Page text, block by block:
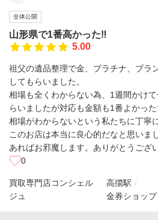
全体公開
山形県で1番高かった‼️
5.00
祖父の遺品整理で金、プラチナ、ブラ
してもらいました。
相場も全くわからない為、1週間かけ
らいましたが対応も金額も1番よかっ
相場がわからないという私たちに丁寧
このお店は本当に良心的だなと思いま
あればお邪魔します。ありがとうござ
0
買取専門店コンシェル
ジュ
高擶駅
金券ショッ